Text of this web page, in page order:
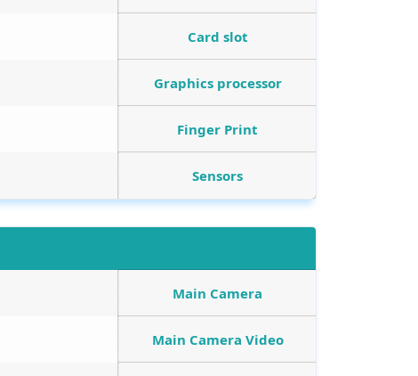
Card slot
Graphics processor
Finger Print
Sensors
Main Camera
Main Camera Video